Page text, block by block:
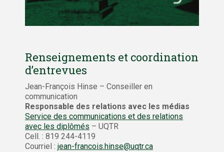
Renseignements et coordination
d’entrevues
Jean-François Hinse – Conseiller en
communication
Responsable des relations avec les médias
Service des communications et des relations
avec les diplômés – UQTR
Cell. : 819 244-4119
Courriel : jean-francois.hinse@uqtr.ca